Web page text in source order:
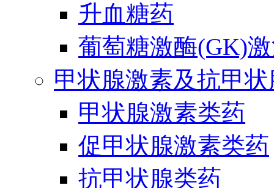
升血糖药
葡萄糖激酶(GK)
甲状腺激素及抗甲
甲状腺激素类药
促甲状腺激素类药
抗甲状腺类药